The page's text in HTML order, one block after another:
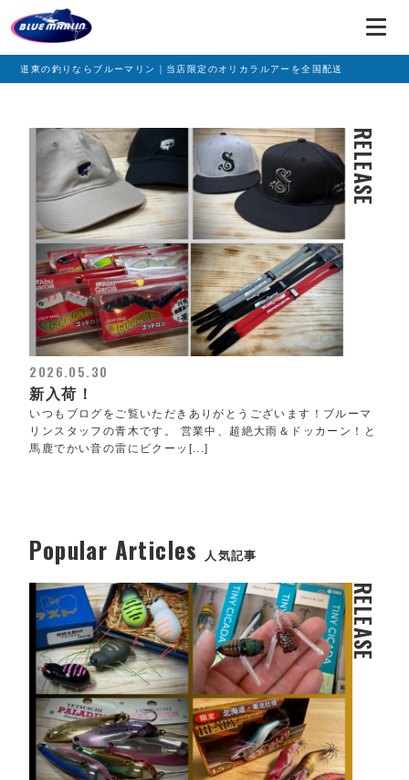
道東の釣りならブルーマリン｜当店限定のオリカラルアーを全国配送
RELEASE
2026.05.30
新入荷！
いつもブログをご覧いただきありがとうございます！ブルーマ
リンスタッフの青木です。 営業中、超絶大雨＆ドッカーン！と
馬鹿でかい音の雷にビクーッ[...]
Popular Articles 人気記事
RELEASE